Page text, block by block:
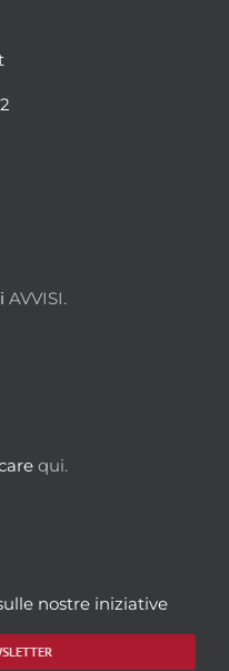
AVVISI.
qui.
nostre iniziative